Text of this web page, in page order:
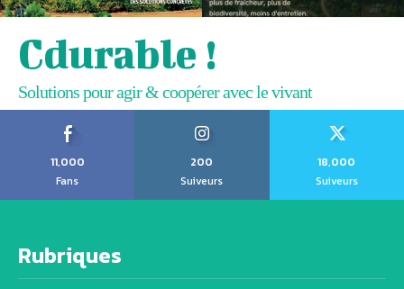
Cdurable !
Solutions pour agir & coopérer avec le vivant
11,000
Fans
200
Suiveurs
18,000
Suiveurs
Rubriques